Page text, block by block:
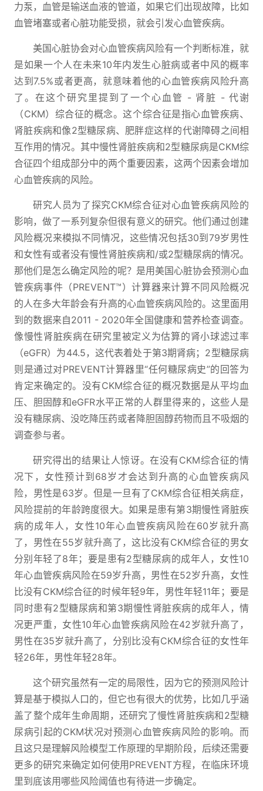
力泵，血管是输送血液的管道，如果它们出现故障，比如
血管堵塞或者心脏功能受损，就会引发心血管疾病。
美国心脏协会对心血管疾病风险有一个判断标准，就
是如果一个人在未来10年内发生心脏病或者中风的概率
达到7.5%或者更高，就意味着他的心血管疾病风险升高
了。在这个研究里提到了一个心血管 - 肾脏 - 代谢
（CKM）综合征的概念。这个综合征是指心血管疾病、
肾脏疾病和像2型糖尿病、肥胖症这样的代谢障碍之间相
互作用的情况。其中慢性肾脏疾病和2型糖尿病是CKM综
合征四个组成部分中的两个重要因素，这两个因素会增加
心血管疾病的风险。
研究人员为了探究CKM综合征对心血管疾病风险的
影响，做了一系列复杂但很有意义的研究。他们通过创建
风险概况来模拟不同情况，这些情况包括30到79岁男性
和女性有或者没有慢性肾脏疾病和/或2型糖尿病的情况。
那他们是怎么确定风险的呢？是用美国心脏协会预测心血
管疾病事件（PREVENT™）计算器来计算不同风险概况
的人在多大年龄会有升高的心血管疾病风险的。这里面用
到的数据来自2011 - 2020年全国健康和营养检查调查。
像慢性肾脏疾病在研究里被定义为估算的肾小球滤过率
（eGFR）为44.5，这代表着处于第3期肾病；2型糖尿病
则是通过对PREVENT计算器里“任何糖尿病史”的回答为
肯定来确定的。没有CKM综合征的概况数据是从平均血
压、胆固醇和eGFR水平正常的人群里得来的，这些人是
没有糖尿病、没吃降压药或者降胆固醇药物而且不吸烟的
调查参与者。
研究得出的结果让人惊讶。在没有CKM综合征的情
况下，女性预计到68岁才会达到升高的心血管疾病风
险，男性是63岁。但是一旦有了CKM综合征相关病症，
风险提前的年龄跨度很大。如果是患有第3期慢性肾脏疾
病的成年人，女性10年心血管疾病风险在60岁就升高
了，男性在55岁就升高了，这比没有CKM综合征的男女
分别年轻了8年；要是患有2型糖尿病的成年人，女性10
年心血管疾病风险在59岁升高，男性在52岁升高，女性
比没有CKM综合征的时候年轻9年，男性年轻11年；要是
同时患有2型糖尿病和第3期慢性肾脏疾病的成年人，情
况更严重，女性10年心血管疾病风险在42岁就升高了，
男性在35岁就升高了，分别比没有CKM综合征的女性年
轻26年，男性年轻28年。
这个研究虽然有一定的局限性，因为它的预测风险计
算是基于模拟人口的，但它也有很大的优势，比如几乎涵
盖了整个成年生命周期，还研究了慢性肾脏疾病和2型糖
尿病引起的CKM状况对预测心血管疾病风险的影响。而
且这只是理解风险模型工作原理的早期阶段，后续还需要
更多的研究来确定如何使用PREVENT方程，在临床环境
里到底该用哪些风险阈值也有待进一步确定。